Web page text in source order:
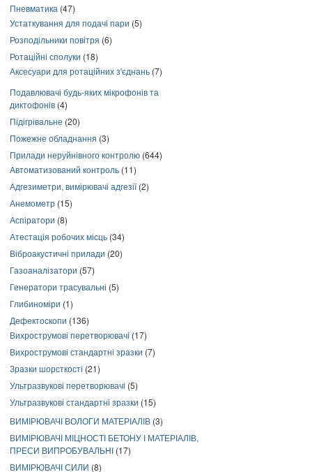
Пневматика (47)
Устаткування для подачі пари (5)
Розподільники повітря (6)
Ротаційні сполуки (18)
Аксесуари для ротаційних з'єднань (7)
Подавлювачі будь-яких мікрофонів та
диктофонів (4)
Підігрівальне (20)
Пожежне обладнання (3)
Прилади неруйнівного контролю (644)
Автоматизований контроль (11)
Адгезиметри, вимірювачі адгезії(2)
Анемометр (15)
Аспіратори (8)
Атестація робочих місць (34)
Віброакустичні прилади (20)
Газоаналізатори (57)
Генератори трасувальні (5)
Глибиноміри (1)
Дефектоскопи (136)
Вихрострумові перетворювачі (17)
Вихрострумові стандартні зразки (7)
Зразки шорсткості (21)
Ультразвукові перетворювачі (5)
Ультразвукові стандартні зразки (15)
ВИМІРЮВАЧІ ВОЛОГИ МАТЕРІАЛІВ (3)
ВИМІРЮВАЧІ МІЦНОСТІ БЕТОНУ І МАТЕРІАЛІВ,
ПРЕСИ ВИПРОБУВАЛЬНІ (17)
ВИМІРЮВАЧІ СИЛИ (8)